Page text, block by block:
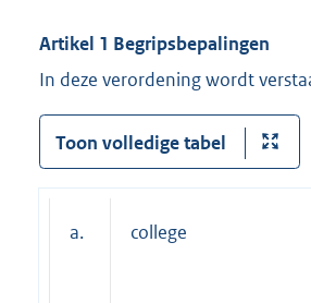
Artikel 1 Begripsbepalingen
In deze verordening wordt
Toon volledige tabel
a. college